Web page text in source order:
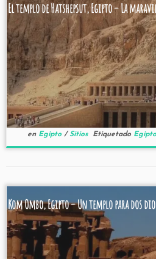
El templo de Hatshepsut, Egipto – La
en Egipto / Sitios Etiquetado Egipto
Kom Ombo, Egipto – Un templo para dos